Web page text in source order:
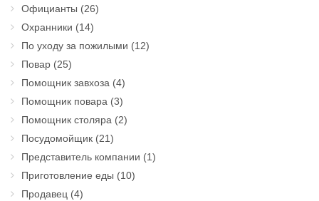
Официанты (26)
Охранники (14)
По уходу за пожилыми (12)
Повар (25)
Помощник завхоза (4)
Помощник повара (3)
Помощник столяра (2)
Посудомойщик (21)
Представитель компании (1)
Приготовление еды (10)
Продавец (4)